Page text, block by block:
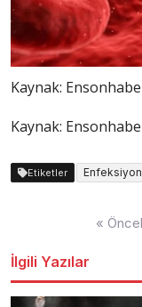
Kaynak:
Kaynak:
Etiketler Enfeksiyon
«
İlgili Yazılar